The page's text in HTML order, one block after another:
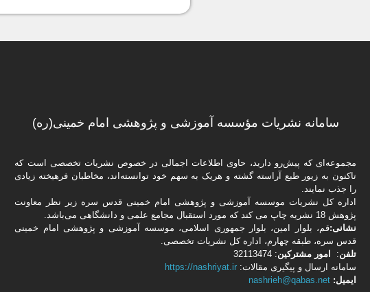
سامانه نشریات مؤسسه آموزشی و پژوهشی امام خمینی(ره)
مجموعه‌ای که پیش‌رو دارید،‌ حاوی اطلاعات اجمالی در خصوص نشریات تخصصی است که
تاکنون به زیور طبع آراسته گشته و هریک به سهم خود توانسته‌اند، مخاطبان فرهیخته‌ زیادی
را جذب نمایند.
اداره كل نشریات موسسه آموزشی و پژوهشی امام خمینی قدس سره زیر نظر معاونت
پژوهش 18 نشریه چاپ می کند که مورد استقبال مجامع علمی و دانشگاهی می‌باشد.
نشانی:قم، بلوار امین، بلوار جمهوری اسلامی، موسسه آموزشی و پژوهشی امام خمینی
قدس سره، طبقه چهارم، اداره كل نشریات تخصصی.
تلفن: امور مشتركین: 32113474
سامانه ارسال و پیگیری مقالات:https://nashriyat.ir
ایمیل:nashrieh@qabas.net